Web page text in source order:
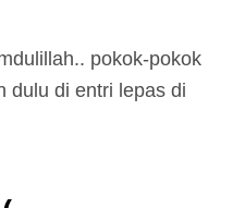
dulu di entri lepas di